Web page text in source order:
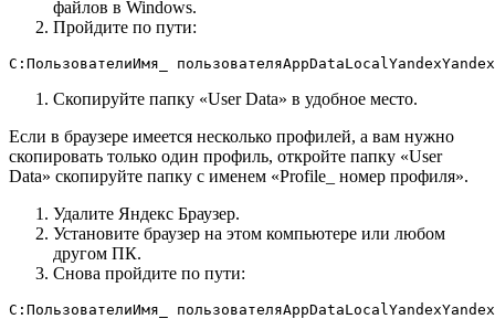
файлов в Windows.
Пройдите по пути:
C:ПользователиИмя_
Скопируйте папку «User Data» в удобное место.
Если в браузере имеется несколько профилей, а вам нужно
скопировать только один профиль, откройте папку «User
Data» скопируйте папку с именем «Profile_ номер профиля».
Удалите Яндекс Браузер.
Установите браузер на этом компьютере или любом
другом ПК.
Снова пройдите по пути:
C:ПользователиИмя_